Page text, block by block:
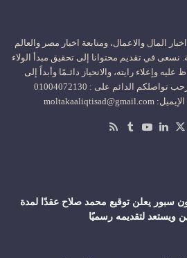
المال والاعمال، ومتابعة اخبار مصر والعالم
في تقديم محتوانا إلى تحقيق مبدأ الولاء
وإعلاء رايته، والانحياز دائـمًا وأبداً إلى
المصداقية والشفافية.. نرحب تواصلكم الدائم على : 01004072130
فيسبوك
‫X لينكدإن‫YouTube
سبور يعلن توقيع محمد صلاح عقدًا لمدة
ويستعد لتقديمه رسميًا